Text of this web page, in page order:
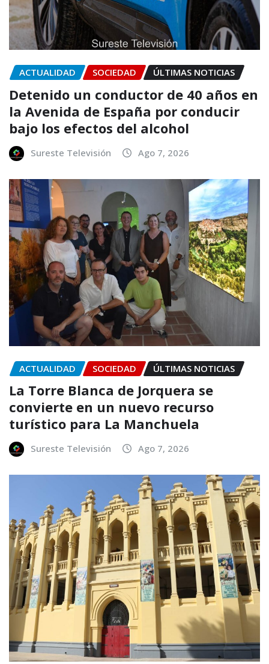
ACTUALIDAD SOCIEDAD ÚLTIMAS NOTICIAS
Detenido un conductor de 40 años en
la Avenida de España por conducir
bajo los efectos del alcohol
Sureste Televisión Ago 7, 2026
ACTUALIDAD SOCIEDAD ÚLTIMAS NOTICIAS
La Torre Blanca de Jorquera se
convierte en un nuevo recurso
turístico para La Manchuela
Sureste Televisión Ago 7, 2026